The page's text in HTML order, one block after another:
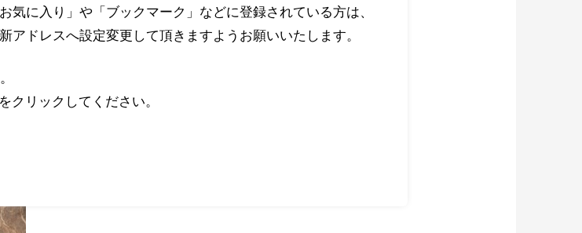
気に入り」や「ブックマーク」などに登録されている方は、
アドレスへ設定変更して頂きますようお願いいたします。
クリックしてください。